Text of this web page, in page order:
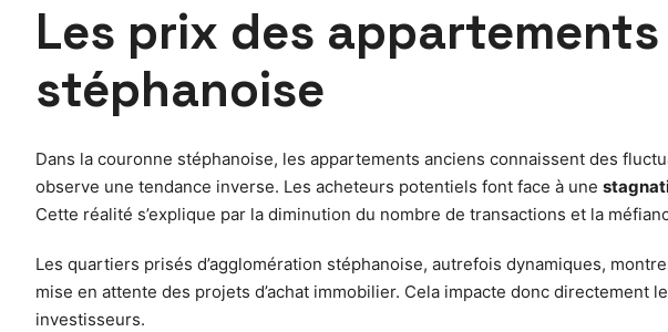
Les prix des
stéphanoise
Dans la couronne stéphanoise, les appartements anciens connaissent des
observe une tendance inverse. Les acheteurs potentiels font face à une
Cette réalité s’explique par la diminution du nombre de transactions et la
Les quartiers prisés d’agglomération stéphanoise, autrefois dynamiques,
mise en attente des projets d’achat immobilier. Cela impacte donc
investisseurs.